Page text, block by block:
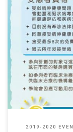
Please contact the
joining this
2019-2020